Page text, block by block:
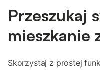
Przeszukaj
mieszkanie
Skorzystaj z prostej